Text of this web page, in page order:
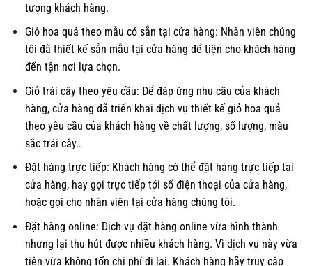
tượng khách hàng.
Giỏ hoa quả theo mẫu có sẵn tại cửa hàng: Nhân viên chúng
tôi đã thiết kế sẵn mẫu tại cửa hàng để tiện cho khách hàng
đến tận nơi lựa chọn.
Giỏ trái cây theo yêu cầu: Để đáp ứng nhu cầu của khách
hàng, cửa hàng đã triển khai dịch vụ thiết kế giỏ hoa quả
theo yêu cầu của khách hàng về chất lượng, số lượng, màu
sắc trái cây…
Đặt hàng trực tiếp: Khách hàng có thể đặt hàng trực tiếp tại
cửa hàng, hay gọi trực tiếp tới số điện thoại của cửa hàng,
hoặc gọi cho nhân viên tại cửa hàng chúng tôi.
Đặt hàng online: Dịch vụ đặt hàng online vừa hình thành
nhưng lại thu hút được nhiều khách hàng. Vì dịch vụ này vừa
tiện vừa không tốn chi phí đi lại. Khách hàng hãy truy cập